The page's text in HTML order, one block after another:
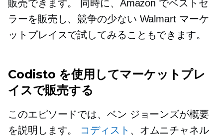
販売できます。 同時に、Amazon でベストセ
ラーを販売し、競争の少ない Walmart マーケ
ットプレイスで試してみることもできます。
Codisto を使用してマーケットプレ
イスで販売する
このエピソードでは、ベン ジョーンズが概要
を説明します。
コディスト 、オムニチャネル